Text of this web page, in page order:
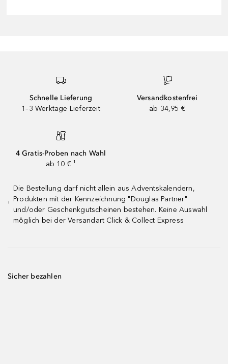
Schnelle Lieferung
1–3 Werktage Lieferzeit
Versandkostenfrei
ab 34,95 €
4 Gratis-Proben nach Wahl
ab 10 € ¹
¹
Die Bestellung darf nicht allein aus Adventskalendern,
Produkten mit der Kennzeichnung "Douglas Partner"
und/oder Geschenkgutscheinen bestehen. Keine Auswahl
möglich bei der Versandart Click & Collect Express
Sicher bezahlen